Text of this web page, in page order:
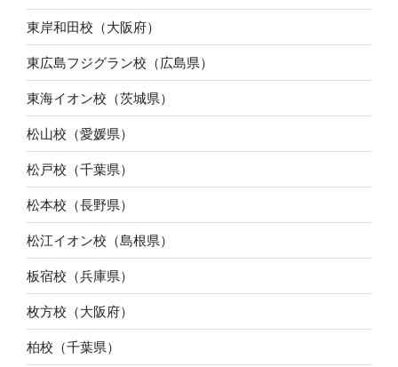
東岸和田校（大阪府）
東広島フジグラン校（広島県）
東海イオン校（茨城県）
松山校（愛媛県）
松戸校（千葉県）
松本校（長野県）
松江イオン校（島根県）
板宿校（兵庫県）
枚方校（大阪府）
柏校（千葉県）